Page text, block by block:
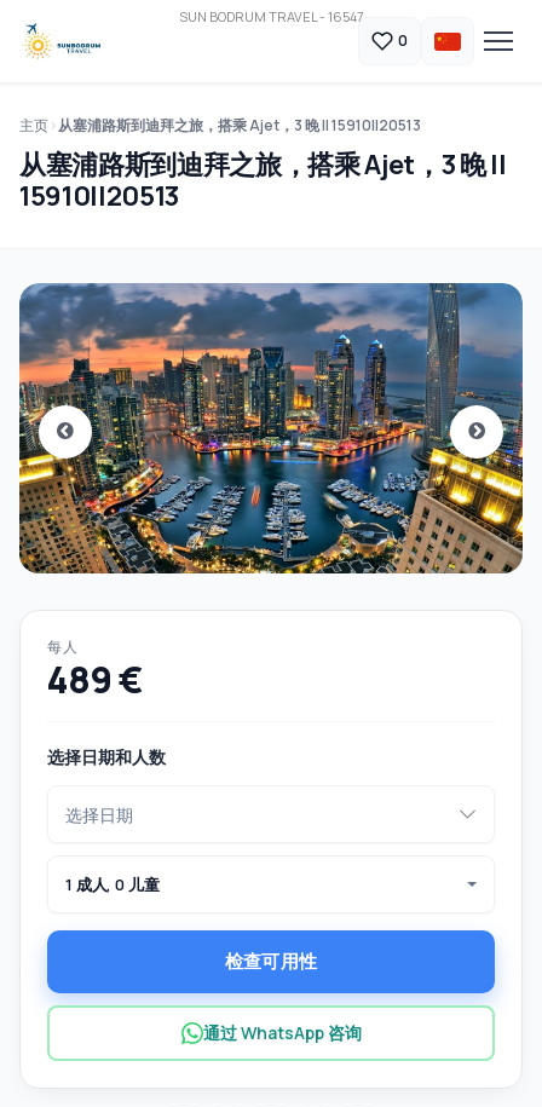
SUN BODRUM TRAVEL - 16547
0
主页 从塞浦路斯到迪拜之旅，搭乘 Ajet，3 晚 || 15910||20513
从塞浦路斯到迪拜之旅，搭乘 Ajet，3 晚 ||
15910||20513
每人
489 €
选择日期和人数
1 成人, 0 儿童
检查可用性
通过 WhatsApp 咨询